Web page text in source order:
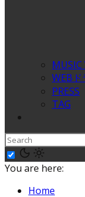
MUSIC
WEBド
PRESS
TAG
You are here:
Home